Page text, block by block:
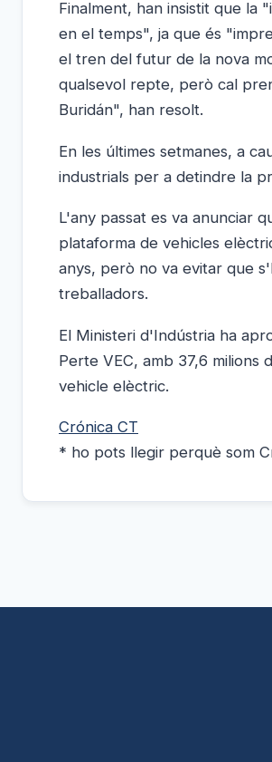
Finalment, han insistit que la
en el temps", ja que és
el tren del futur de la nova
qualsevol repte, però cal
Buridán", han resolt.
En les últimes setmanes, a
industrials per a detindre la
L'any passat es va anunciar
plataforma de vehicles
anys, però no va evitar que
treballadors.
El Ministeri d'Indústria ha
Perte VEC, amb 37,6 milions
vehicle elèctric.
Crónica CT
* ho pots llegir perquè som